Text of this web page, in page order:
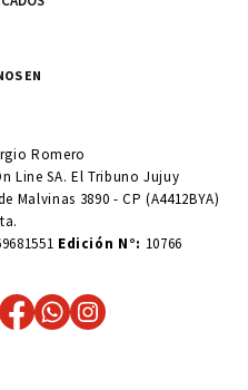
EN
Romero
Line SA. El Tribuno Jujuy
Malvinas 3890 - CP (A4412BYA)
Edición N°: 10766